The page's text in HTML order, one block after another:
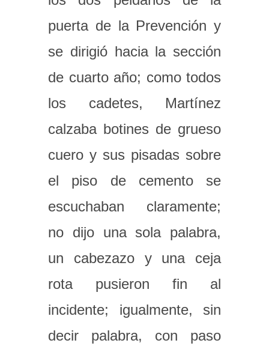
puerta de la Prevención y
se dirigió hacia la sección
de cuarto año; como todos
los cadetes, Martínez
calzaba botines de grueso
cuero y sus pisadas sobre
el piso de cemento se
escuchaban claramente;
no dijo una sola palabra,
un cabezazo y una ceja
rota pusieron fin al
incidente; igualmente, sin
decir palabra, con paso